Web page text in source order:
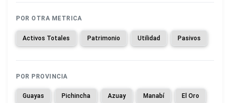
POR OTRA METRICA
Activos Totales Patrimonio Utilidad Pasivos
POR PROVINCIA
Guayas Pichincha Azuay Manabí El Oro